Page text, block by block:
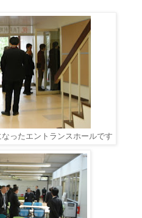
ったエントランスホールです